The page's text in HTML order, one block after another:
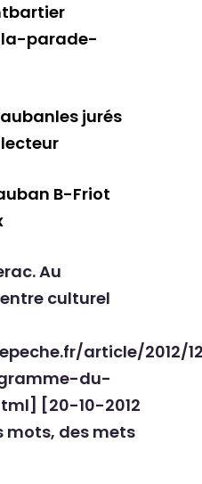
parade-
jurés
B-Friot
Au
culturel
article/2012/
du-
[20-10-2012
mots, des mets